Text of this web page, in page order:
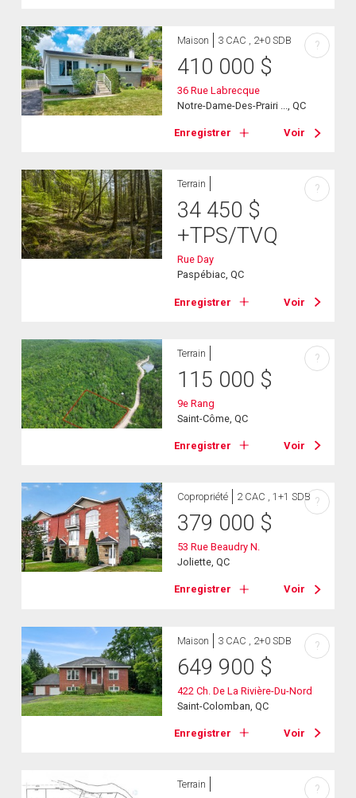
Maison 3 CAC , 2+0 SDB
410 000 $
36 Rue Labrecque
Notre-Dame-Des-Prairi ..., QC
Enregistrer Voir
?
Terrain
34 450 $
+TPS/TVQ
Rue Day
Paspébiac, QC
Enregistrer Voir
?
Terrain
115 000 $
9e Rang
Saint-Côme, QC
Enregistrer Voir
?
Copropriété 2 CAC , 1+1 SDB
379 000 $
53 Rue Beaudry N.
Joliette, QC
Enregistrer Voir
?
Maison 3 CAC , 2+0 SDB
649 900 $
422 Ch. De La Rivière-Du-Nord
Saint-Colomban, QC
Enregistrer Voir
?
Terrain ?